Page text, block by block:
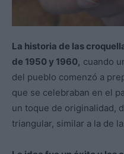
La historia de las
de 1950 y 1960, cuando
del pueblo comenzó a
que se celebraban en el
un toque de originalidad,
triangular, similar a la de